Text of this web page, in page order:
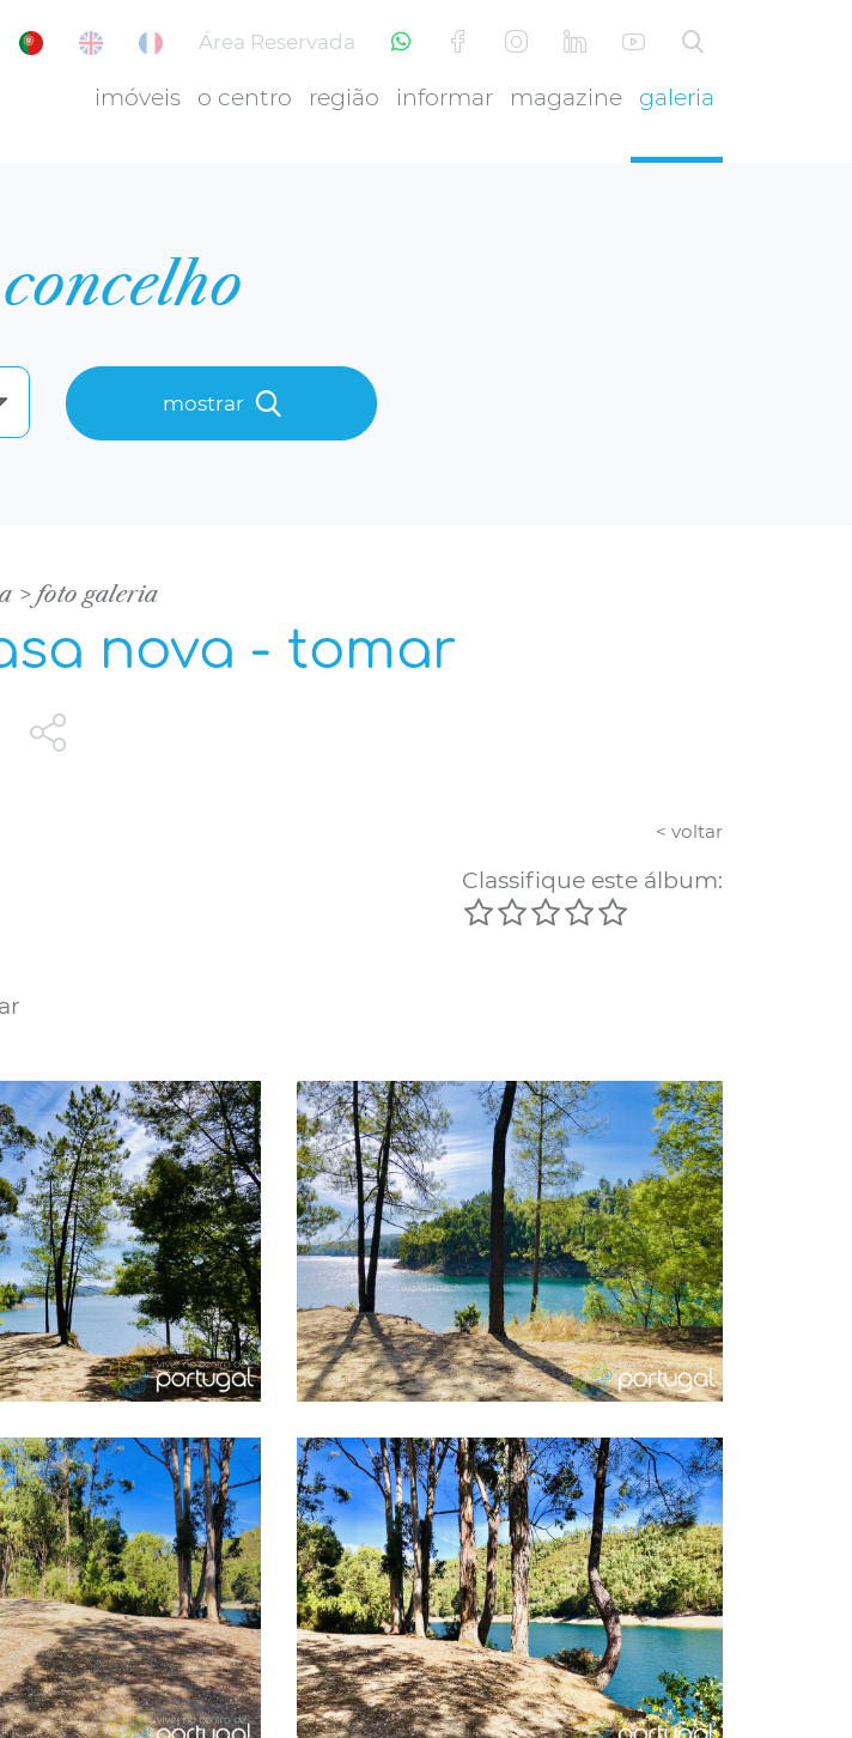
Área Reservada
imóveis o centro região informar magazine galeria
mostrar
foto galeria
nova - tomar
< voltar
Classifique este álbum: